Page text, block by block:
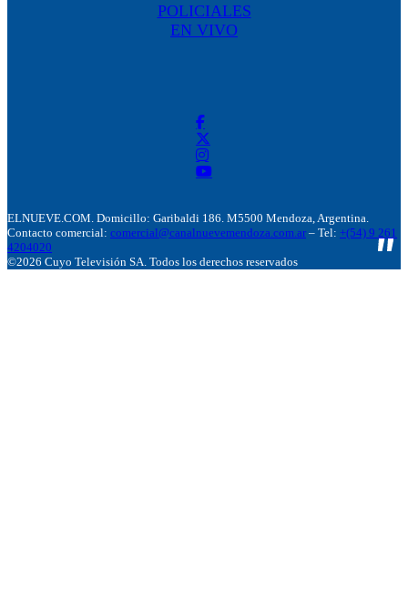
POLICIALES
EN VIVO
ELNUEVE.COM. Domicillo: Garibaldi 186. M5500 Mendoza, Argentina.
Contacto comercial: comercial@canalnuevemendoza.com.ar – Tel: +(54) 9 261
4204020
©2026 Cuyo Televisión SA. Todos los derechos reservados